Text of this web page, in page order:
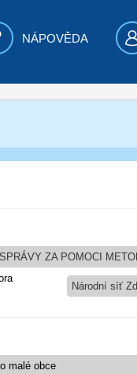
NÁPOVĚDA
ZA POMOCI
Národní síť